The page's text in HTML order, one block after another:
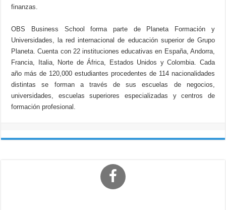
finanzas.
OBS Business School forma parte de Planeta Formación y
Universidades, la red internacional de educación superior de Grupo
Planeta. Cuenta con 22 instituciones educativas en España, Andorra,
Francia, Italia, Norte de África, Estados Unidos y Colombia. Cada
año más de 120,000 estudiantes procedentes de 114 nacionalidades
distintas se forman a través de sus escuelas de negocios,
universidades, escuelas superiores especializadas y centros de
formación profesional.